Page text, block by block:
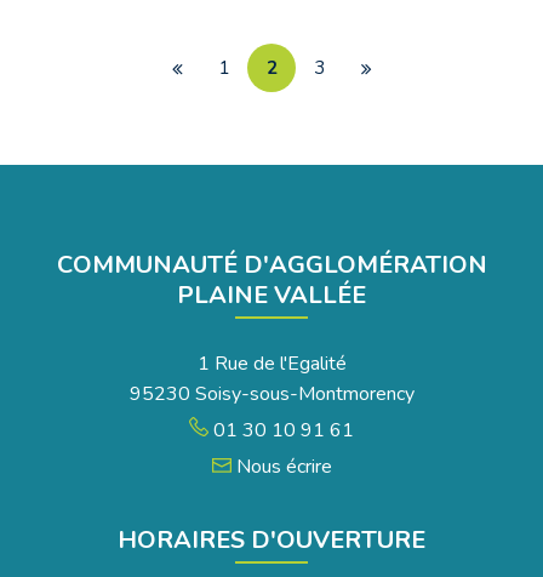
Page 1 2 3
Page
COMMUNAUTÉ D'AGGLOMÉRATION
PLAINE VALLÉE
1 Rue de l'Egalité
95230 Soisy-sous-Montmorency
01 30 10 91 61
Nous écrire
HORAIRES D'OUVERTURE